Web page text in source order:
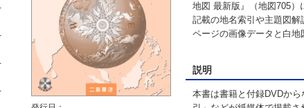
地図 最新版』（地図705
記載の地名索引や主題図
ページの画像データと白地
説明
本書は書籍と付録DVDか